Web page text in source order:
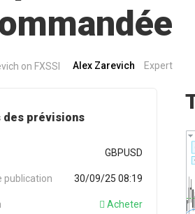
Alex Zarevich Expert
des prévisions
GBPUSD
publication 30/09/25 08:19
Acheter